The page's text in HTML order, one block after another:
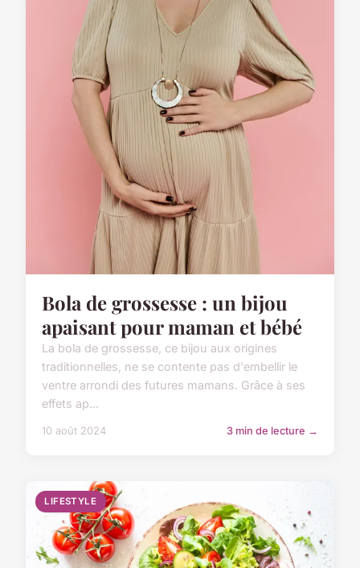
Bola de grossesse : un bijou
apaisant pour maman et bébé
La bola de grossesse, ce bijou aux origines
traditionnelles, ne se contente pas d'embellir le
ventre arrondi des futures mamans. Grâce à ses
effets ap...
10 août 2024 3 min de lecture →
LIFESTYLE